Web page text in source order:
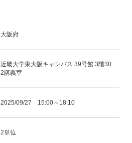
大阪府
近畿大学東大阪キャンパス 39号館 3階30
2講義室
2025/09/27 15:00～18:10
2単位